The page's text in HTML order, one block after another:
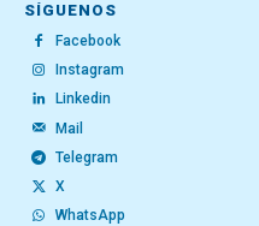
SÍGUENOS
Facebook
Instagram
Linkedin
Mail
Telegram
X
WhatsApp